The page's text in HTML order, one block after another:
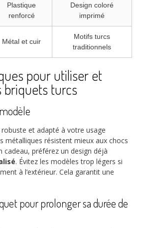
Plastique
renforcé
Design coloré
imprimé
Métal et cuir
Motifs turcs
traditionnels
pour utiliser et
briquets turcs
et adapté à votre usage
métalliques résistent mieux aux chocs
cadeau, préférez un design déjà
. Évitez les modèles trop légers si
à l’extérieur. Cela garantit une
pour prolonger sa durée de